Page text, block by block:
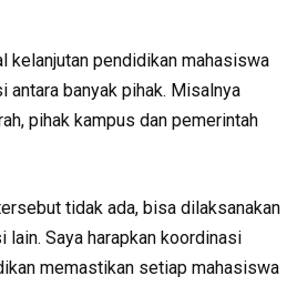
kelanjutan pendidikan mahasiswa
antara banyak pihak. Misalnya
pihak kampus dan pemerintah
tidak ada, bisa dilaksanakan
Saya harapkan koordinasi
memastikan setiap mahasiswa